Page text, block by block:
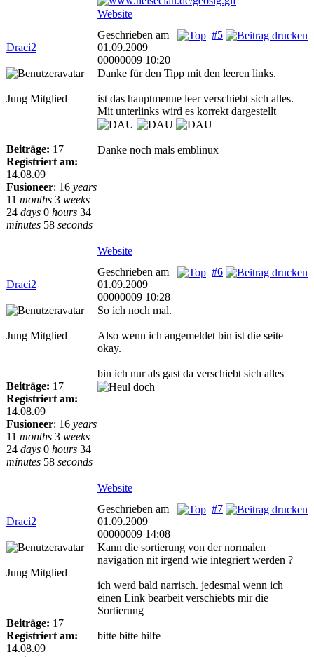
Website
Draci2
#5
Geschrieben am
01.09.2009
00000009 10:20
Jung Mitglied
Beiträge: 17
Registriert am:
14.08.09
Fusioneer: 16 years
11 months 3 weeks
24 days 0 hours 34
minutes 58 seconds
Danke für den Tipp mit den leeren links.
ist das hauptmenue leer verschiebt sich alles.
Mit unterlinks wird es korrekt dargestellt
Danke noch mals emblinux
Website
Draci2
#6
Geschrieben am
01.09.2009
00000009 10:28
Jung Mitglied
Beiträge: 17
Registriert am:
14.08.09
Fusioneer: 16 years
11 months 3 weeks
24 days 0 hours 34
minutes 58 seconds
So ich noch mal.
Also wenn ich angemeldet bin ist die seite
okay.
bin ich nur als gast da verschiebt sich alles
Website
Draci2
#7
Geschrieben am
01.09.2009
00000009 14:08
Jung Mitglied
Beiträge: 17
Registriert am:
14.08.09
Kann die sortierung von der normalen
navigation nit irgend wie integriert werden ?
ich werd bald narrisch. jedesmal wenn ich
einen Link bearbeit verschiebts mir die
Sortierung
bitte bitte hilfe